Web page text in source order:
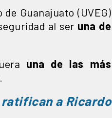
Guanajuato (UVEG)
al ser una de
una de las más
ratifican a Ricardo